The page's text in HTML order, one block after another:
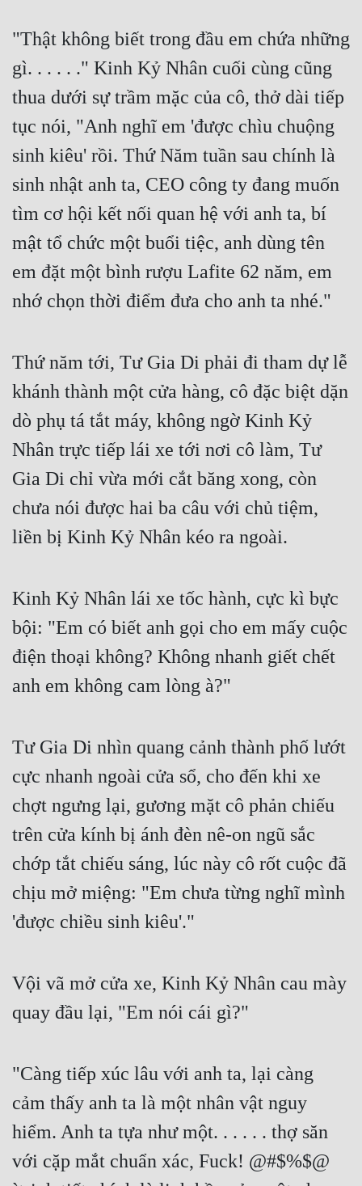
Phản Phái
Quan Trường
Quân Sự
Sảng Văn
Sắc
Sủng
Thanh Xuân
Triều Đấu
Trùng Sinh
Trọng Sinh
Tu Chân
Tu Tiên
Tội Phạm
Võ Hiệp
Võng Du
Xuyên Sách
Xuyên Thư
Điền Văn
Đô Thị
Đông Phương
Đông Phương Huyền Huyễn
Đồng Nhân
Cẩu Đạo Trường Sinh
Ngự Thú
Truyện Nữ
Xây Dựng Thế Lực
"Thật không biết trong đầu em chứa những
gì. . . . . ." Kinh Kỷ Nhân cuối cùng cũng
thua dưới sự trầm mặc của cô, thở dài tiếp
tục nói, "Anh nghĩ em 'được chìu chuộng
sinh kiêu' rồi. Thứ Năm tuần sau chính là
sinh nhật anh ta, CEO công ty đang muốn
tìm cơ hội kết nối quan hệ với anh ta, bí
mật tổ chức một buổi tiệc, anh dùng tên
em đặt một bình rượu Lafite 62 năm, em
nhớ chọn thời điểm đưa cho anh ta nhé."
Thứ năm tới, Tư Gia Di phải đi tham dự lễ
khánh thành một cửa hàng, cô đặc biệt dặn
dò phụ tá tắt máy, không ngờ Kinh Kỷ
Nhân trực tiếp lái xe tới nơi cô làm, Tư
Gia Di chỉ vừa mới cắt băng xong, còn
chưa nói được hai ba câu với chủ tiệm,
liền bị Kinh Kỷ Nhân kéo ra ngoài.
Kinh Kỷ Nhân lái xe tốc hành, cực kì bực
bội: "Em có biết anh gọi cho em mấy cuộc
điện thoại không? Không nhanh giết chết
anh em không cam lòng à?"
Tư Gia Di nhìn quang cảnh thành phố lướt
cực nhanh ngoài cửa sổ, cho đến khi xe
chợt ngưng lại, gương mặt cô phản chiếu
trên cửa kính bị ánh đèn nê-on ngũ sắc
chớp tắt chiếu sáng, lúc này cô rốt cuộc đã
chịu mở miệng: "Em chưa từng nghĩ mình
'được chiều sinh kiêu'."
Vội vã mở cửa xe, Kinh Kỷ Nhân cau mày
quay đầu lại, "Em nói cái gì?"
"Càng tiếp xúc lâu với anh ta, lại càng
cảm thấy anh ta là một nhân vật nguy
hiểm. Anh ta tựa như một. . . . . . thợ săn
với cặp mắt chuẩn xác, Fuck! @#$%$@